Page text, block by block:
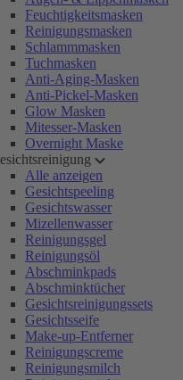
Feuchtigkeitsmasken
Reinigungsmasken
Schlammmasken
Tuchmasken
Anti-Aging-Masken
Anti-Pickel-Masken
Glow Masken
Mitesser-Masken
Overnight Maske
Alle anzeigen
Gesichtspeeling
Gesichtswasser
Mizellenwasser
Reinigungsgel
Reinigungsöl
Abschminkpads
Abschminktücher
Gesichtsreinigungssets
Gesichtsseife
Make-up-Entferner
Reinigungscreme
Reinigungsmilch